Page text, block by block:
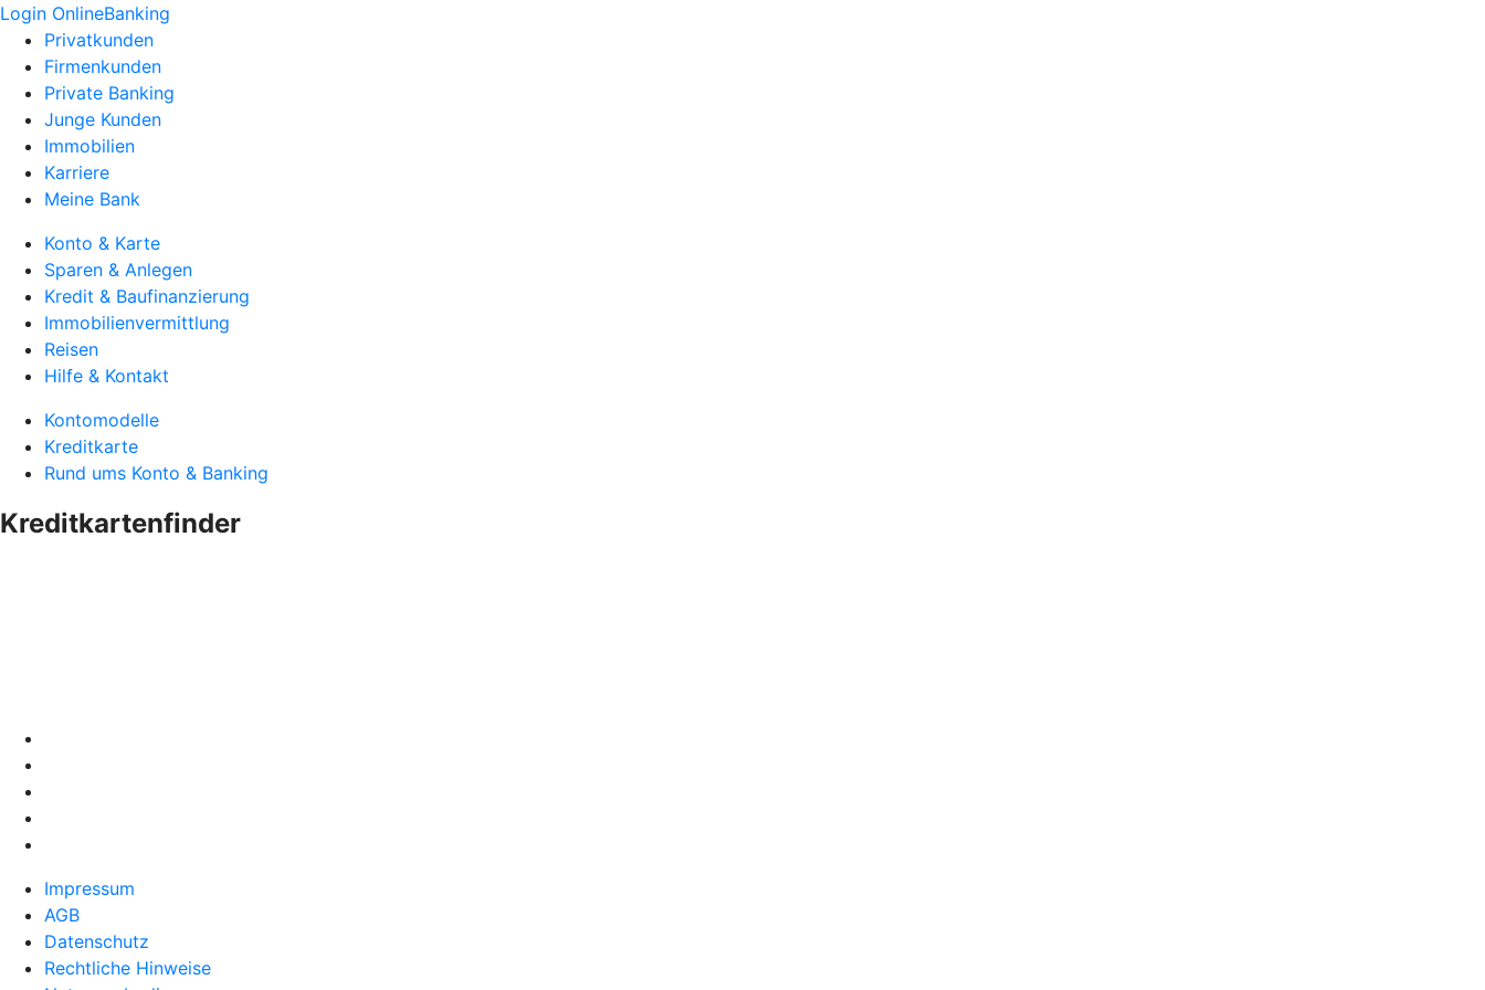
Login OnlineBanking
Privatkunden
Firmenkunden
Private Banking
Junge Kunden
Immobilien
Karriere
Meine Bank
Konto & Karte
Sparen & Anlegen
Kredit & Baufinanzierung
Immobilienvermittlung
Reisen
Hilfe & Kontakt
Kontomodelle
Kreditkarte
Rund ums Konto & Banking
Kreditkartenfinder
Impressum
AGB
Datenschutz
Rechtliche Hinweise